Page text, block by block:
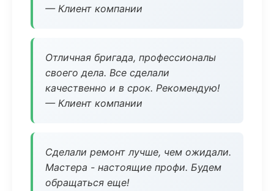
— Клиент компании
Отличная бригада, профессионалы
своего дела. Все сделали
качественно и в срок. Рекомендую!
— Клиент компании
Сделали ремонт лучше, чем ожидали.
Мастера - настоящие профи. Будем
обращаться еще!